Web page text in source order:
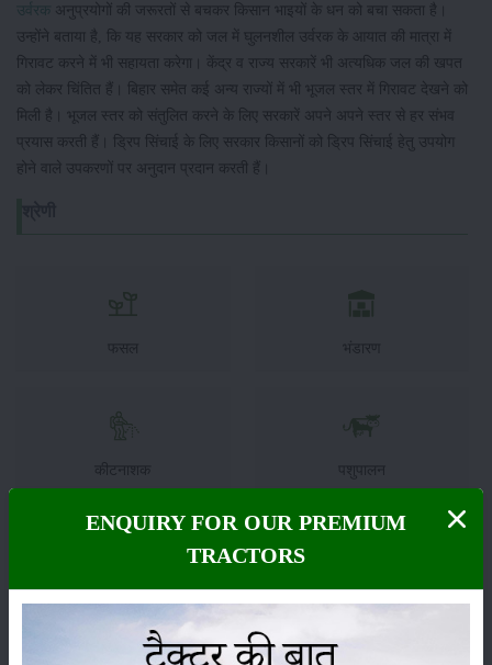
उर्वरक
अनुप्रयोगों की जरूरतों से बचकर किसान भाइयों के धन को बचा सकता है।
उन्होंने बताया है, कि यह सरकार को जल में घुलनशील उर्वरक के आयात की मात्रा में
गिरावट करने में भी सहायता करेगा। केंद्र व राज्य सरकारें भी अत्यधिक जल की खपत
को लेकर चिंतित हैं। बिहार समेत कई अन्य राज्यों में भी भूजल स्तर में गिरावट देखने को
मिली है। भूजल स्तर को संतुलित करने के लिए सरकारें अपने अपने स्तर से हर संभव
प्रयास करती हैं। ड्रिप सिंचाई के लिए सरकार किसानों को ड्रिप सिंचाई हेतु उपयोग
होने वाले उपकरणों पर अनुदान प्रदान करती हैं।
फसल भंडारण
कीटनाशक पशुपालन
कृषि यंत्र समाचार
ENQUIRY FOR OUR PREMIUM
TRACTORS